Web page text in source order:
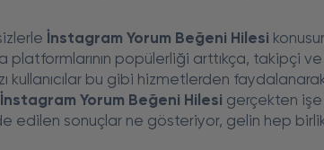
İnstagram Yorum Beğeni Hilesi
popülerliği arttıkça, takipçi ve
kullanıcılar bu gibi hizmetlerden faydalanarak
İnstagram Yorum Beğeni Hilesi gerçekten işe
edilen sonuçlar ne gösteriyor, gelin hep